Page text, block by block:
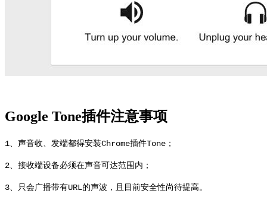
Google Tone插件注意事项
1、声音收、发端都得安装Chrome插件Tone；
2、接收端设备必须在声音可达范围内；
3、只会广播带有URL的声波，且目前安全性尚待提高。